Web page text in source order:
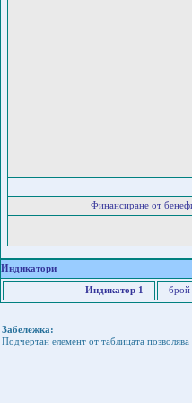
Финансиране от
Индикатори
Индикатор 1 брой
Забележка:
Подчертан елемент от таблицата